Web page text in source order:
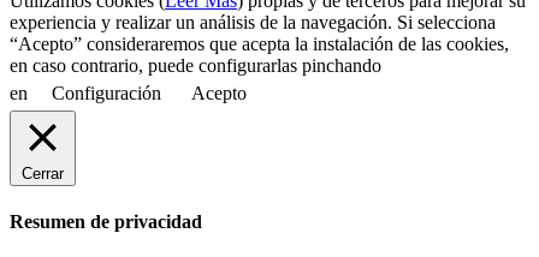
experiencia y realizar un análisis de la navegación. Si selecciona
“Acepto” consideraremos que acepta la instalación de las cookies,
en caso contrario, puede configurarlas pinchando
en
Configuración Acepto
Cerrar
Resumen de privacidad